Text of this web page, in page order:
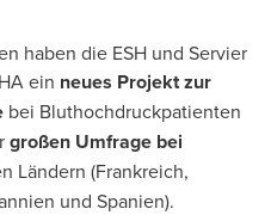
haben die ESH und Servier
ein neues Projekt zur
bei Bluthochdruckpatienten
großen Umfrage bei
Ländern (Frankreich,
und Spanien).